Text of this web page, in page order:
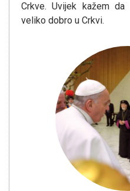
Crkve. Uvijek kažem
veliko dobro u Crkvi.